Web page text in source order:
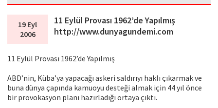
19 Eyl
2006
11 Eylül Provası 1962’de Yapılmış
http://www.dunyagundemi.com
11 Eylül Provası 1962’de Yapılmış
ABD’nin, Küba’ya yapacağı askeri saldırıyı haklı çıkarmak ve
buna dünya çapında kamuoyu desteği almak için 44 yıl önce
bir provokasyon planı hazırladığı ortaya çıktı.